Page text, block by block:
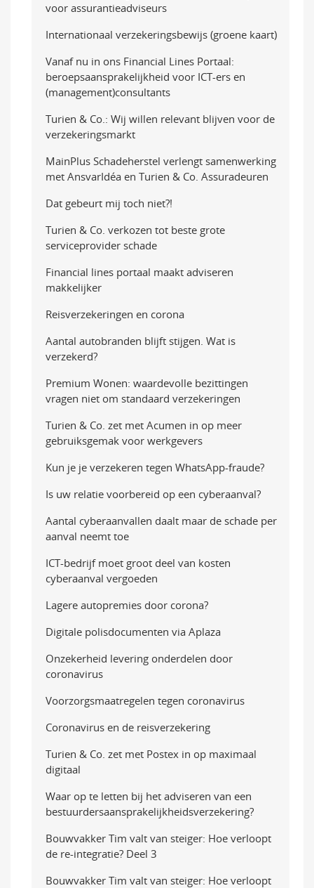
voor assurantieadviseurs
Internationaal verzekeringsbewijs (groene kaart)
Vanaf nu in ons Financial Lines Portaal:
beroepsaansprakelijkheid voor ICT-ers en
(management)consultants
Turien & Co.: Wij willen relevant blijven voor de
verzekeringsmarkt
MainPlus Schadeherstel verlengt samenwerking
met AnsvarIdéa en Turien & Co. Assuradeuren
Dat gebeurt mij toch niet?!
Turien & Co. verkozen tot beste grote
serviceprovider schade
Financial lines portaal maakt adviseren
makkelijker
Reisverzekeringen en corona
Aantal autobranden blijft stijgen. Wat is
verzekerd?
Premium Wonen: waardevolle bezittingen
vragen niet om standaard verzekeringen
Turien & Co. zet met Acumen in op meer
gebruiksgemak voor werkgevers
Kun je je verzekeren tegen WhatsApp-fraude?
Is uw relatie voorbereid op een cyberaanval?
Aantal cyberaanvallen daalt maar de schade per
aanval neemt toe
ICT-bedrijf moet groot deel van kosten
cyberaanval vergoeden
Lagere autopremies door corona?
Digitale polisdocumenten via Aplaza
Onzekerheid levering onderdelen door
coronavirus
Voorzorgsmaatregelen tegen coronavirus
Coronavirus en de reisverzekering
Turien & Co. zet met Postex in op maximaal
digitaal
Waar op te letten bij het adviseren van een
bestuurders­aansprakelijkheidsverzekering?
Bouwvakker Tim valt van steiger: Hoe verloopt
de re-integratie? Deel 3
Bouwvakker Tim valt van steiger: Hoe verloopt